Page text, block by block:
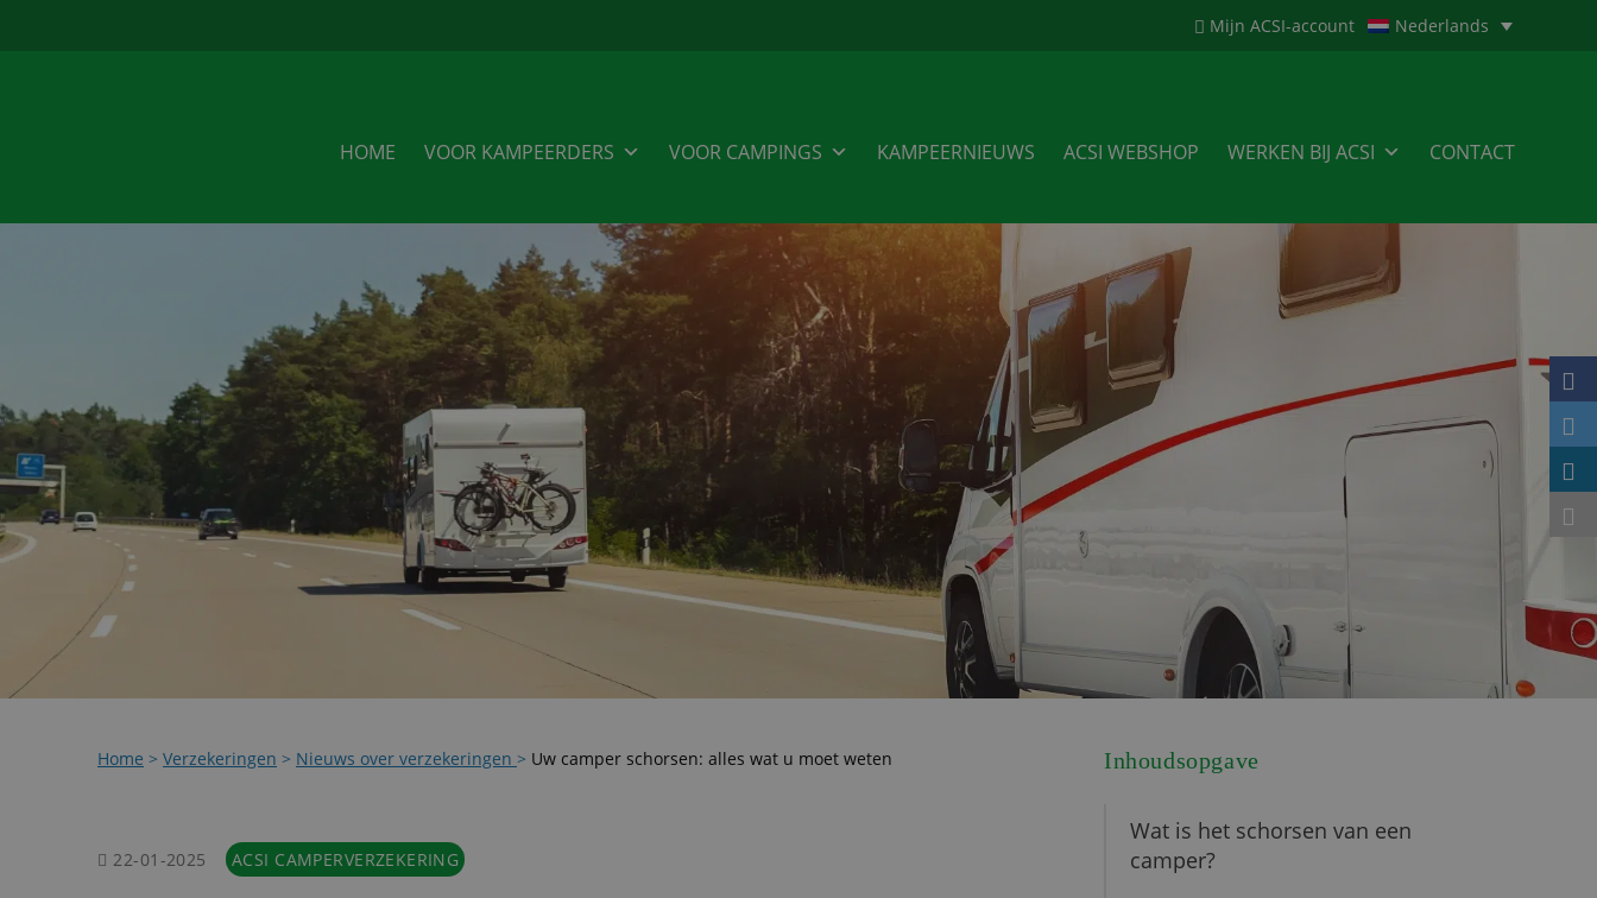
Mijn ACSI-account Nederlands
HOME
VOOR KAMPEERDERS VOOR CAMPINGS KAMPEERNIEUWS ACSI WEBSHOP WERKEN BIJ ACSI CONTACT
Home > Verzekeringen > Nieuws over verzekeringen > Uw camper schorsen: alles wat u moet weten
22-01-2025 ACSI CAMPERVERZEKERING
Inhoudsopgave
Wat is het schorsen van een
camper?